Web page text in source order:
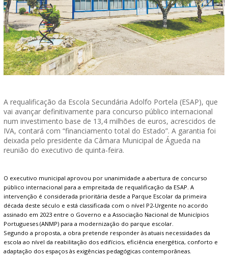
A requalificação da Escola Secundária Adolfo Portela (ESAP), que
vai avançar definitivamente para concurso público internacional
num investimento base de 13,4 milhões de euros, acrescidos de
IVA, contará com “financiamento total do Estado”. A garantia foi
deixada pelo presidente da Câmara Municipal de Águeda na
reunião do executivo de quinta-feira.
O executivo municipal aprovou por unanimidade a abertura de concurso
público internacional para a empreitada de requalificação da ESAP. A
intervenção é considerada prioritária desde a Parque Escolar da primeira
década deste século e está classificada com o nível P2-Urgente no acordo
assinado em 2023 entre o Governo e a Associação Nacional de Municípios
Portugueses (ANMP) para a modernização do parque escolar.
Segundo a proposta, a obra pretende responder às atuais necessidades da
escola ao nível da reabilitação dos edifícios, eficiência energética, conforto e
adaptação dos espaços às exigências pedagógicas contemporâneas.